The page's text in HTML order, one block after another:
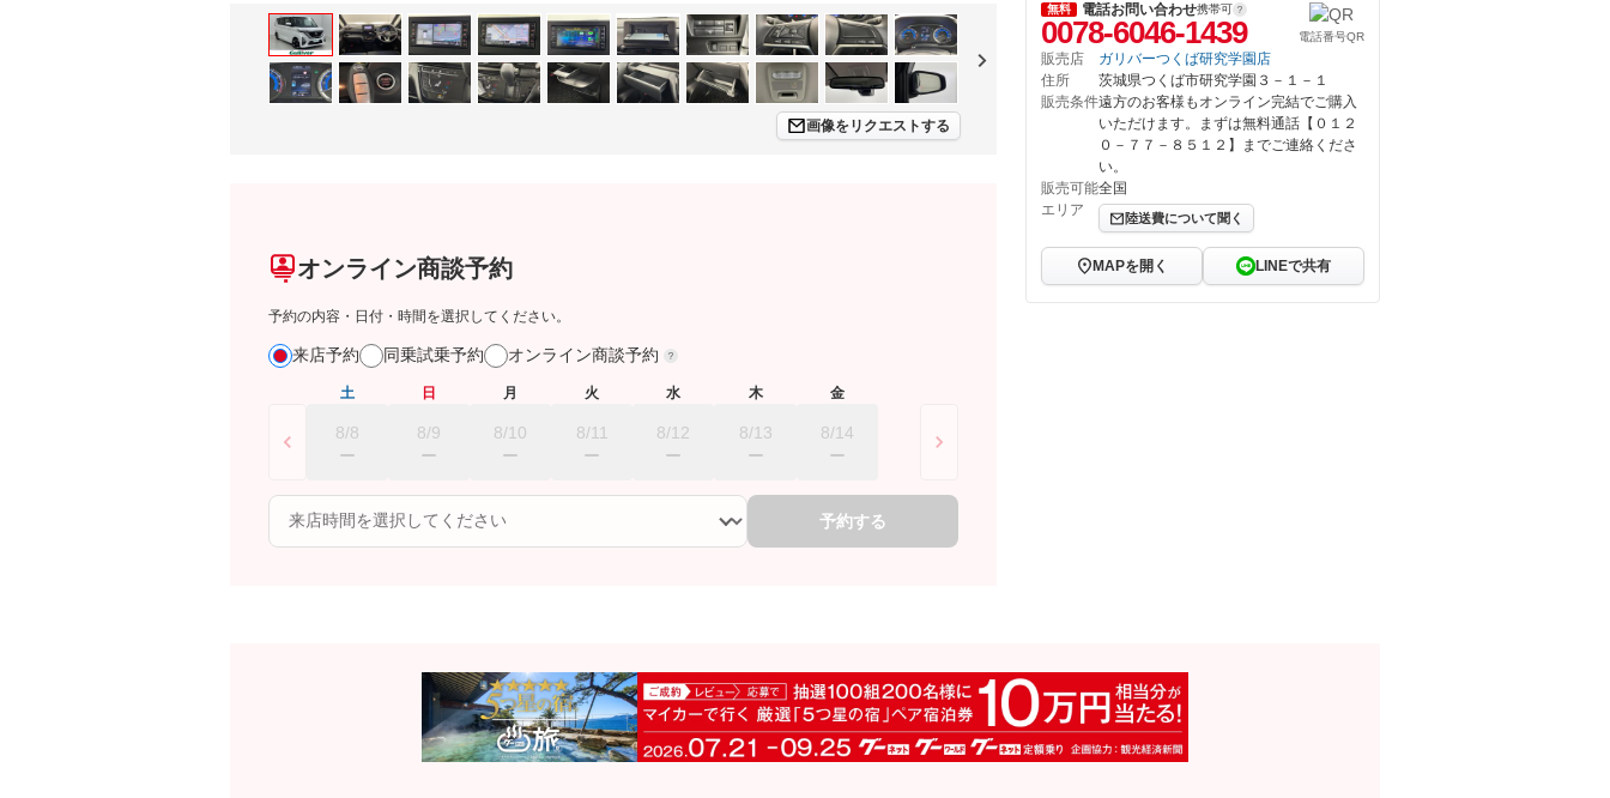
画像をリクエストする
オンライン商談予約
予約の内容・日付・時間を選択してください。
来店予約 同乗試乗予約 オンライン商談予約
土
8/8
日
8/9
月
8/10
火
8/11
水
8/12
木
8/13
金
8/14
予約する
無料 電話お問い合わせ携帯可
0078-6046-1439 電話番号QR
販売店
ガリバーつくば研究学園店
住所
茨城県つくば市研究学園３－１－１
販売条件遠方のお客様もオンライン完結でご購入
いただけます。まずは無料通話【０１２
０－７７－８５１２】までご連絡くださ
い。
販売可能
エリア
全国
陸送費について聞く
MAPを開く LINEで共有